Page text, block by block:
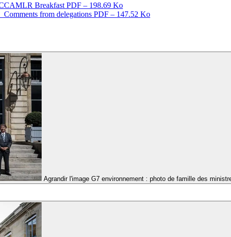
Breakfast PDF – 198.69 Ko
from delegations PDF – 147.52 Ko
Agrandir l'image G7 environnement : photo de famille des